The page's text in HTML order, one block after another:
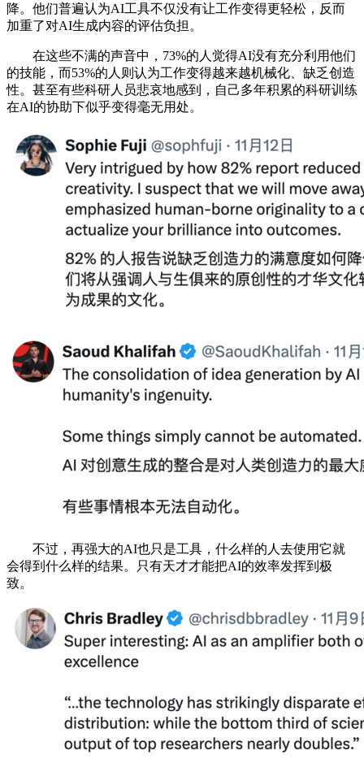
降。他们普遍认为AI工具不仅没有让工作变得更轻松，反而
加重了对AI生成内容的评估负担。
在这些不满的声音中，73%的人觉得AI没有充分利用他们
的技能，而53%的人则认为工作变得越来越机械化、缺乏创造
性。甚至有些科研人员悲哀地感到，自己多年积累的科研训练
在AI的协助下似乎变得毫无用处。
不过，再强大的AI也只是工具，什么样的人去使用它就
会得到什么样的结果。只有天才才能把AI的效率发挥到极
致。